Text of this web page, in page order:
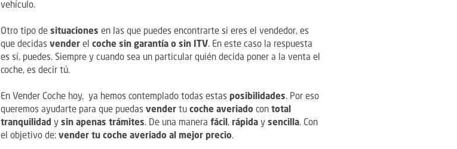
vehículo.
Otro tipo de situaciones en las que puedes encontrarte si eres el vendedor, es
que decidas vender el coche sin garantía o sin ITV. En este caso la respuesta
es sí, puedes. Siempre y cuando sea un particular quién decida poner a la venta el
coche, es decir tú.
En Vender Coche hoy, ya hemos contemplado todas estas posibilidades. Por eso
queremos ayudarte para que puedas vender tu coche averiado con total
tranquilidad y sin apenas trámites. De una manera fácil , rápida y sencilla. Con
el objetivo de: vender tu coche averiado al mejor precio.